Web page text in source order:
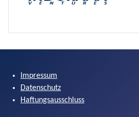
Impressum
Datenschutz
Haftungsausschluss